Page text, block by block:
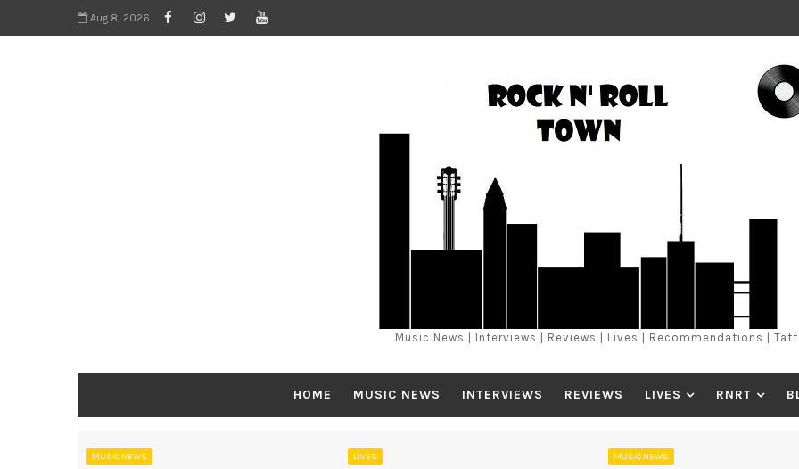
Aug 8, 2026
Music News | Interviews | Reviews | Lives | Recommendations |
HOME MUSIC NEWS INTERVIEWS REVIEWS LIVES RNRT
MUSIC NEWS LIVES MUSIC NEWS